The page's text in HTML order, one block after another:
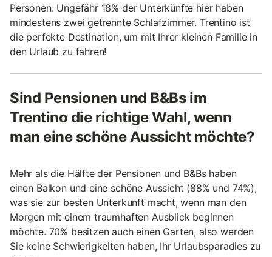
Personen. Ungefähr 18% der Unterkünfte hier haben
mindestens zwei getrennte Schlafzimmer. Trentino ist
die perfekte Destination, um mit Ihrer kleinen Familie in
den Urlaub zu fahren!
Sind Pensionen und B&Bs im
Trentino die richtige Wahl, wenn
man eine schöne Aussicht möchte?
Mehr als die Hälfte der Pensionen und B&Bs haben
einen Balkon und eine schöne Aussicht (88% und 74%),
was sie zur besten Unterkunft macht, wenn man den
Morgen mit einem traumhaften Ausblick beginnen
möchte. 70% besitzen auch einen Garten, also werden
Sie keine Schwierigkeiten haben, Ihr Urlaubsparadies zu